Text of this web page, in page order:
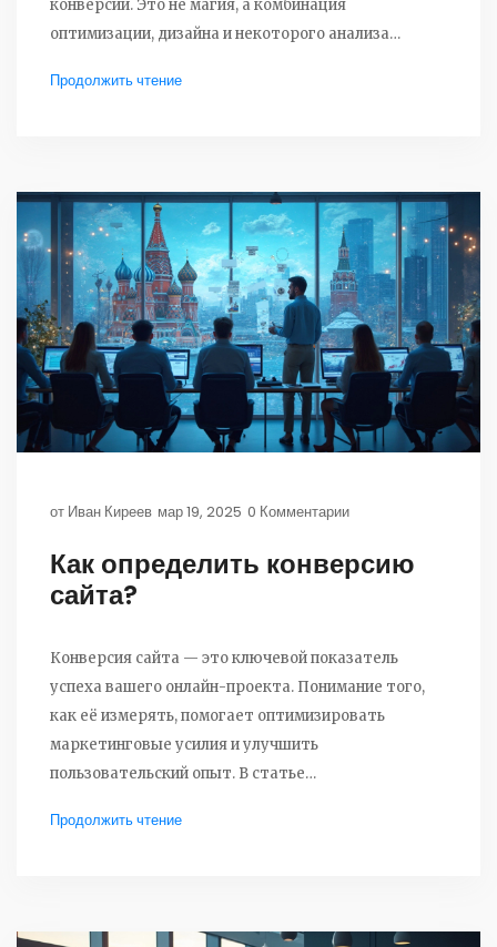
конверсии. Это не магия, а комбинация
оптимизации, дизайна и некоторого анализа
разберёмся, что действительно работает для
Продолжить чтение
от Иван Киреев мар 19, 2025 0 Комментарии
Как определить конверсию
сайта?
Конверсия сайта — это ключевой показатель
успеха вашего онлайн-проекта. Понимание того,
как её измерять, помогает оптимизировать
маркетинговые усилия и улучшить
пользовательский опыт. В статье
основные факторы влияния и советы по
Продолжить чтение